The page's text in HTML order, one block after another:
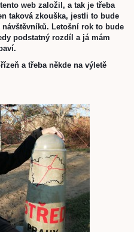
web založil, a tak je třeba
taková zkouška, jestli to bude
návštěvníků. Letošní rok to bude
podstatný rozdíl a já mám
a třeba někde na výletě